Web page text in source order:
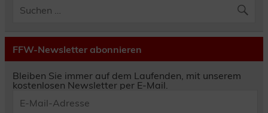
FFW-Newsletter abonnieren
Bleiben Sie immer auf dem Laufenden, mit unserem
kostenlosen Newsletter per E-Mail.
Mail-